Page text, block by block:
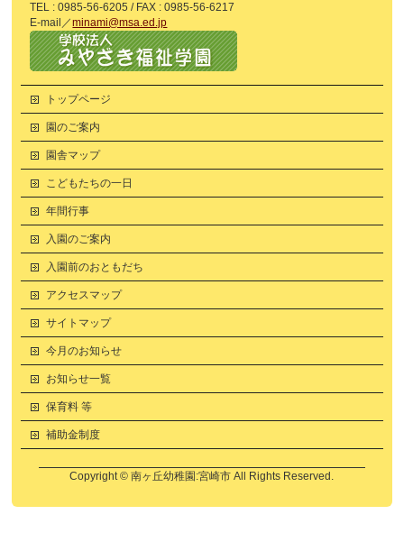
TEL : 0985-56-6205 / FAX : 0985-56-6217
E-mail／minami@msa.ed.jp
トップページ
園のご案内
園舎マップ
こどもたちの一日
年間行事
入園のご案内
入園前のおともだち
アクセスマップ
サイトマップ
今月のお知らせ
お知らせ一覧
保育料 等
補助金制度
Copyright ©南ヶ丘幼稚園:宮崎市 All Rights Reserved.